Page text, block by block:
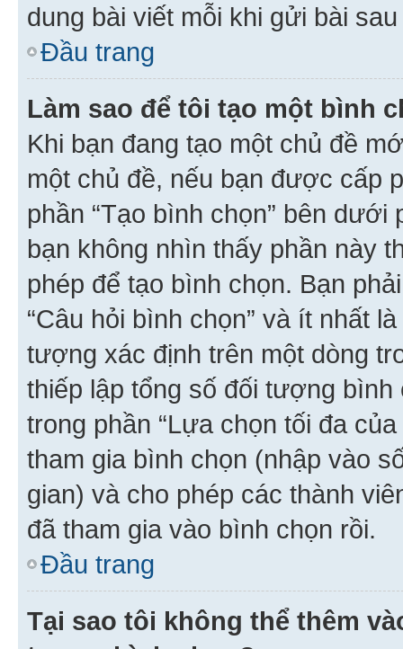
dung bài viết mỗi khi gửi bài sau
Đầu trang
Làm sao để tôi tạo một bình
Khi bạn đang tạo một chủ đề
một chủ đề, nếu bạn được cấp
phần “Tạo bình chọn” bên
bạn không nhìn thấy phần này
phép để tạo bình chọn. Bạn
“Câu hỏi bình chọn” và ít nhất
tượng xác định trên một dòng
thiếp lập tổng số đối tượng
trong phần “Lựa chọn tối đa
tham gia bình chọn (nhập vào
gian) và cho phép các thành
đã tham gia vào bình chọn rồi.
Đầu trang
Tại sao tôi không thể thêm